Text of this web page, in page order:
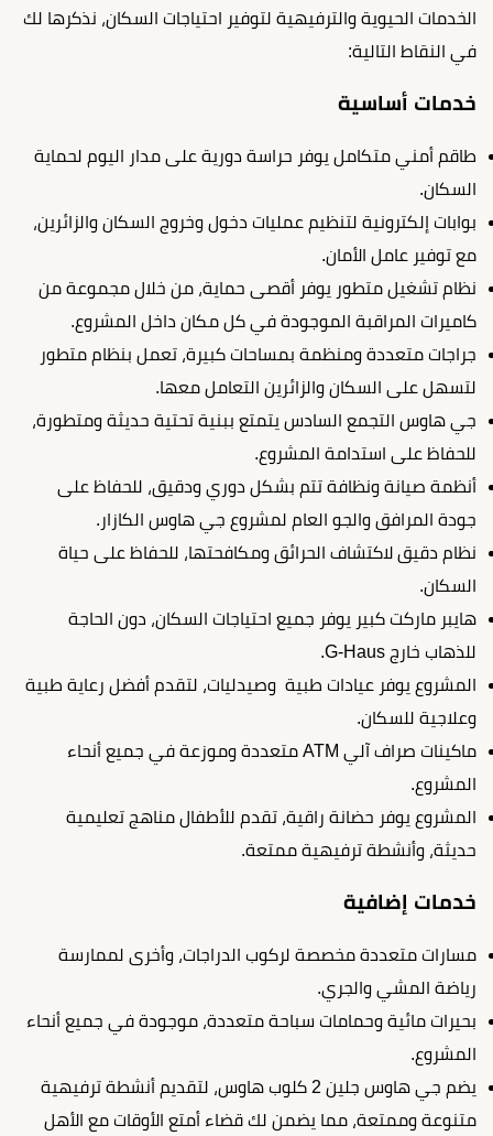
الخدمات الحيوية والترفيهية لتوفير احتياجات السكان، نذكرها لك
في النقاط التالية:
خدمات أساسية
طاقم أمني متكامل يوفر حراسة دورية على مدار اليوم لحماية
السكان.
بوابات إلكترونية لتنظيم عمليات دخول وخروج السكان والزائرين،
مع توفير عامل الأمان.
نظام تشغيل متطور يوفر أقصى حماية، من خلال مجموعة من
كاميرات المراقبة الموجودة في كل مكان داخل المشروع.
جراجات متعددة ومنظمة بمساحات كبيرة، تعمل بنظام متطور
لتسهل على السكان والزائرين التعامل معها.
جي هاوس التجمع السادس يتمتع ببنية تحتية حديثة ومتطورة،
للحفاظ على استدامة المشروع.
أنظمة صيانة ونظافة تتم بشكل دوري ودقيق، للحفاظ على
جودة المرافق والجو العام لمشروع جي هاوس الكازار.
نظام دقيق لاكتشاف الحرائق ومكافحتها، للحفاظ على حياة
السكان.
هايبر ماركت كبير يوفر جميع احتياجات السكان، دون الحاجة
للذهاب خارج G-Haus.
المشروع يوفر عيادات طبية وصيدليات، لتقدم أفضل رعاية طبية
وعلاجية للسكان.
ماكينات صراف آلي ATM متعددة وموزعة في جميع أنحاء
المشروع.
المشروع يوفر حضانة راقية، تقدم للأطفال مناهج تعليمية
حديثة، وأنشطة ترفيهية ممتعة.
خدمات إضافية
مسارات متعددة مخصصة لركوب الدراجات، وأخرى لممارسة
رياضة المشي والجري.
بحيرات مائية وحمامات سباحة متعددة، موجودة في جميع أنحاء
المشروع.
يضم جي هاوس جلين 2 كلوب هاوس، لتقديم أنشطة ترفيهية
متنوعة وممتعة، مما يضمن لك قضاء أمتع الأوقات مع الأهل